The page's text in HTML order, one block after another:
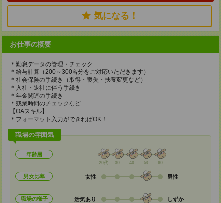
気になる！
お仕事の概要
＊勤怠データの管理・チェック
＊給与計算（200～300名分をご対応いただきます）
＊社会保険の手続き（取得・喪失・扶養変更など）
＊入社・退社に伴う手続き
＊年金関連の手続き
＊残業時間のチェックなど
【OAスキル】
＊フォーマット入力ができればOK！
職場の雰囲気
年齢層
20代 30 40 50 60
男女比率 女性 男性
職場の様子 活気あり しずか